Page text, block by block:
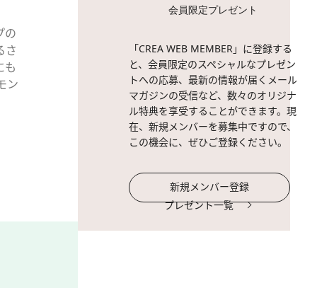
の
さ
も
ン
粒子のピンクパールが自然な
会員限定プレゼント
「CREA WEB MEMBER」に登録する
と、会員限定のスペシャルなプレゼン
トへの応募、最新の情報が届くメール
マガジンの受信など、数々のオリジナ
ル特典を享受することができます。現
在、新規メンバーを募集中ですので、
この機会に、ぜひご登録ください。
新規メンバー登録
プレゼント一覧